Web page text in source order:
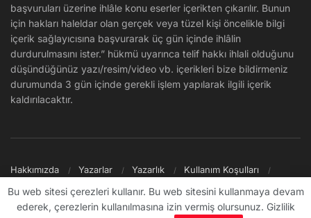
başvuruları üzerine ihlâle konu eserler içerikten çıkarılır. Bunun
için hakları haleldar olan gerçek veya tüzel kişi öncelikle bilgi
içerik sağlayıcısına başvurarak üç gün içinde ihlâlin
durdurulmasını ister.” hükmü uyarınca telif hakkı ihlali olduğunu
düşündüğünüz yazı/resim/video vb. içerikleri bize bildirmeniz
durumunda 3 gün içinde gerekli işlem yapılarak ilgili içerik
kaldırılacaktır.
Hakkımızda Yazarlar Yazarlık
Kullanım Koşulları
© 2009 - ∞ Sanal Şantiye
Bu web sitesi çerezleri kullanır. Bu web sitesini kullanmaya devam
ederek, çerezlerin kullanılmasına izin vermiş olursunuz. Gizlilik